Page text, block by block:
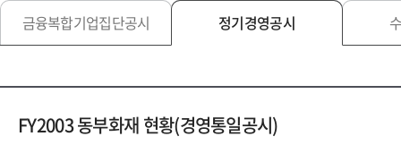
금융복합기업집단공시 정기경영공시
FY2003 동부화재 현황(경영통일공시)